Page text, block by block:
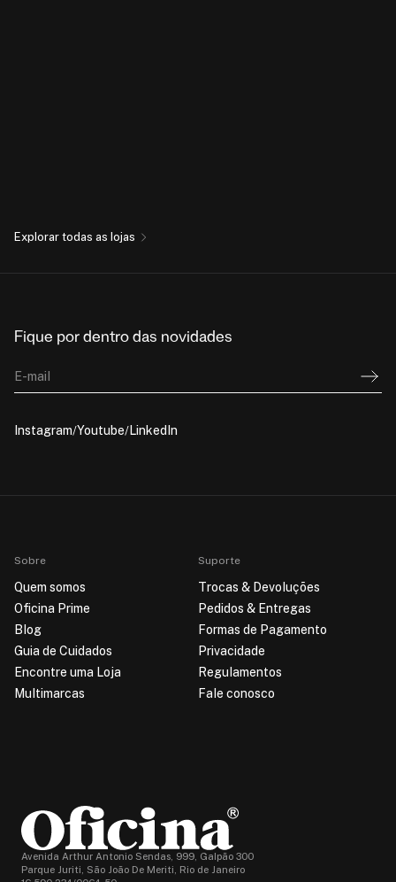
Explorar todas as lojas
Fique por dentro das novidades
E-mail
Instagram Youtube LinkedIn
Sobre
Quem somos
Oficina Prime
Blog
Guia de Cuidados
Encontre uma Loja
Multimarcas
Suporte
Trocas & Devoluções
Pedidos & Entregas
Formas de Pagamento
Privacidade
Regulamentos
Fale conosco
Avenida Arthur Antonio Sendas, 999, Galpão 300
Parque Juriti, São João De Meriti, Rio de Janeiro